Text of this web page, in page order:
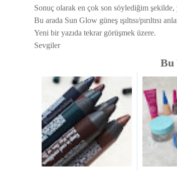
Sonuç olarak en çok son söylediğim
Bu arada Sun Glow güneş ışıltısı/pırıltısı
Yeni bir yazıda tekrar görüşmek üzere.
Sevgiler
Bu